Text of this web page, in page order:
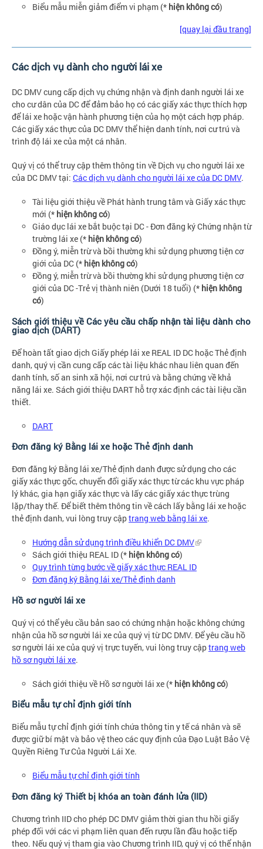
Biểu mẫu miễn giảm điểm vi phạm (* hiện không có)
[quay lại đầu trang]
Các dịch vụ dành cho người lái xe
DC DMV cung cấp dịch vụ chứng nhận và định danh người lái xe
cho cư dân của DC để đảm bảo họ có các giấy xác thực thích hợp
để lái xe hoặc vận hành phương tiện của họ một cách hợp pháp.
Các giấy xác thực của DC DMV thể hiện danh tính, nơi cư trú và
trình độ lái xe của một cá nhân.
Quý vị có thể truy cập thêm thông tin về Dịch vụ cho người lái xe
của DC DMV tại: Các dịch vụ dành cho người lái xe của DC DMV.
Tài liệu giới thiệu về Phát hành trung tâm và Giấy xác thực
mới (* hiện không có)
Giáo dục lái xe bắt buộc tại DC - Đơn đăng ký Chứng nhận từ
trường lái xe (* hiện không có)
Đồng ý, miễn trừ và bồi thường khi sử dụng phương tiện cơ
giới của DC (* hiện không có)
Đồng ý, miễn trừ và bồi thường khi sử dụng phương tiện cơ
giới của DC -Trẻ vị thành niên (Dưới 18 tuổi) (* hiện không
có)
Sách giới thiệu về Các yêu cầu chấp nhận tài liệu dành cho
giao dịch (DART)
Để hoàn tất giao dịch Giấy phép lái xe REAL ID DC hoặc Thẻ định
danh, quý vị cần cung cấp các tài liệu khác nhau liên quan đến
danh tính, số an sinh xã hội, nơi cư trú và bằng chứng về khả
năng lái xe. Sách giới thiệu DART hỗ trợ xác định các tài liệu cần
thiết.
DART
Đơn đăng ký Bằng lái xe hoặc Thẻ định danh
Đơn đăng ký Bằng lái xe/Thẻ định danh được sử dụng cho các
giấy xác thực gốc, chuyển đổi giấy xác thực từ các khu vực pháp
lý khác, gia hạn giấy xác thực và lấy các giấy xác thực trùng
lặp/thay thế. Để biết thêm thông tin về cách lấy bằng lái xe hoặc
thẻ định danh, vui lòng truy cậptrang web bằng lái xe.
Hướng dẫn sử dụng trình điều khiển DC DMV
Sách giới thiệu REAL ID (* hiện không có)
Quy trình từng bước về giấy xác thực REAL ID
Đơn đăng ký Bằng lái xe/Thẻ định danh
Hồ sơ người lái xe
Quý vị có thể yêu cầu bản sao có chứng nhận hoặc không chứng
nhận của hồ sơ người lái xe của quý vị từ DC DMV. Để yêu cầu hồ
sơ người lái xe của quý vị trực tuyến, vui lòng truy cậptrang web
hồ sơ người lái xe.
Sách giới thiệu về Hồ sơ người lái xe (* hiện không có)
Biểu mẫu tự chỉ định giới tính
Biểu mẫu tự chỉ định giới tính chứa thông tin y tế cá nhân và sẽ
được giữ bí mật và bảo vệ theo các quy định của Đạo Luật Bảo Vệ
Quyền Riêng Tư Của Người Lái Xe.
Biểu mẫu tự chỉ định giới tính
Đơn đăng ký Thiết bị khóa an toàn đánh lửa (IID)
Chương trình IID cho phép DC DMV giảm thời gian thu hồi giấy
phép đối với các vi phạm liên quan đến rượu lần đầu hoặc tiếp
theo. Nếu quý vị tham gia vào Chương trình IID, quý vị có thể nhận